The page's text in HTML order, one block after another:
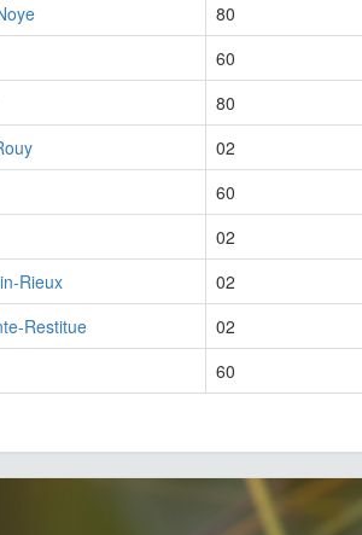
80
60
80
02
60
02
Rieux
02
Restitue
02
60